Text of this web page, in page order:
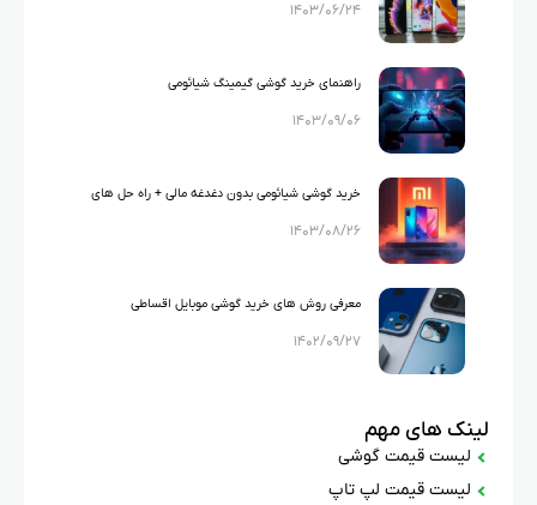
بشناسید!
۱۴۰۳/۰۶/۲۴
راهنمای خرید گوشی گیمینگ شیائومی
۱۴۰۳/۰۹/۰۶
خرید گوشی شیائومی بدون دغدغه مالی + راه‌ حل‌ های
اقساطی
۱۴۰۳/۰۸/۲۶
معرفی روش های خرید گوشی موبایل اقساطی
۱۴۰۲/۰۹/۲۷
لینک های مهم
لیست قیمت گوشی
لیست قیمت لپ تاپ